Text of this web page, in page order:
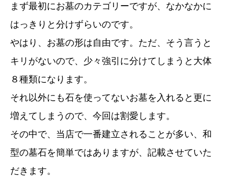
まず最初にお墓のカテゴリーですが、なかなかに
はっきりと分けずらいのです。
やはり、お墓の形は自由です。ただ、そう言うと
キリがないので、少々強引に分けてしまうと大体
８種類になります。
それ以外にも石を使ってないお墓を入れると更に
増えてしまうので、今回は割愛します。
その中で、当店で一番建立されることが多い、和
型の墓石を簡単ではありますが、記載させていた
だきます。